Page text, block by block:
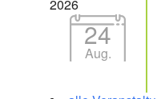
24
Aug.